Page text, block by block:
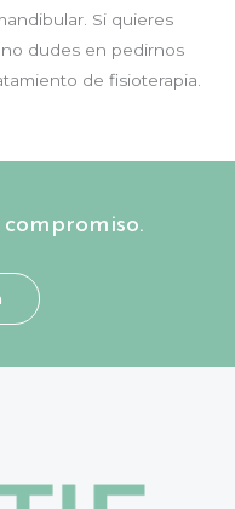
Si quieres
dudes en pedirnos
de fisioterapia.